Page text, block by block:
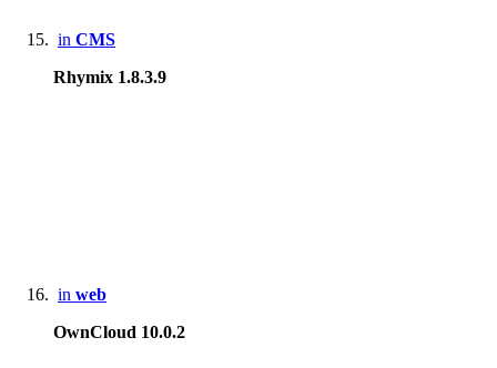
in CMS
Rhymix 1.8.3.9
in web
OwnCloud 10.0.2